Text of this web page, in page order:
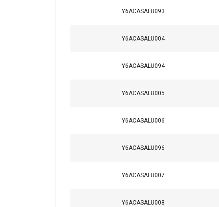
Y6ACASALU093
Y6ACASALU004
Y6ACASALU094
Y6ACASALU005
Y6ACASALU006
Y6ACASALU096
Y6ACASALU007
Y6ACASALU008